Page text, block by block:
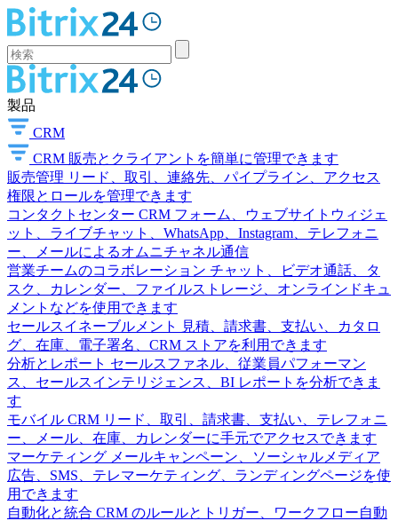
製品
CRM
CRM 販売とクライアントを簡単に管理できます
販売管理 リード、取引、連絡先、パイプライン、アクセス
権限とロールを管理できます
コンタクトセンター CRM フォーム、ウェブサイトウィジェ
ット、ライブチャット、WhatsApp、Instagram、テレフォニ
ー、メールによるオムニチャネル通信
営業チームのコラボレーション チャット、ビデオ通話、タ
スク、カレンダー、ファイルストレージ、オンラインドキュ
メントなどを使用できます
セールスイネーブルメント
見積、請求書、支払い、カタロ
グ、在庫、電子署名、CRM ストアを利用できます
分析とレポート セールスファネル、従業員パフォーマン
ス、セールスインテリジェンス、BI レポートを分析できま
す
モバイル CRM リード、取引、請求書、支払い、テレフォニ
ー、メール、在庫、カレンダーに手元でアクセスできます
マーケティング メールキャンペーン、ソーシャルメディア
広告、SMS、テレマーケティング、ランディングページを使
用できます
自動化と統合 CRM のルールとトリガー、ワークフロー自動